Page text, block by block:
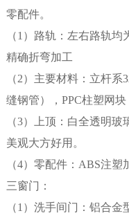
零配件。
（1）路轨：左右路轨
精确折弯加工
（2）主要材料：立杆
缝钢管），PPC柱塑网块
（3）上顶：白全透明
美观大方好用。
（4）零配件：ABS注塑
三窗门：
（1）洗手间门：铝合金